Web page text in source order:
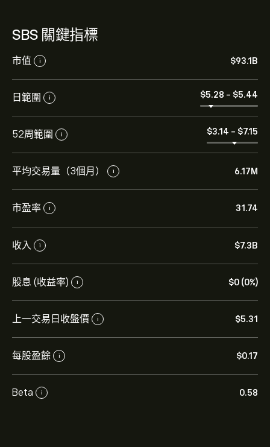
SBS 關鍵指標
市值 i ‎$‎93.1B
日範圍 i ‎$‎5.28 - ‎$‎5.44
52周範圍 i ‎$‎3.14 - ‎$‎7.15
平均交易量（3個月） i 6.17M
市盈率 i 31.74
收入 i ‎$‎7.3B
股息 (收益率) i ‎$‎0 (0%)
上一交易日收盤價 i ‎$‎5.31
每股盈餘 i ‎$‎0.17
Beta i 0.58
SBS 現價為‎$‎5.31。
ADR 的平均目標價為 ‎$‎5.31。
eToro 以取得詳細的分
分析師根據市場趨勢、財務報告和預期增長對Cia de
Saneamento Basico do Estado de Sao Paulo-ADR的預
測。查看最新預測以了解未來價格走勢。